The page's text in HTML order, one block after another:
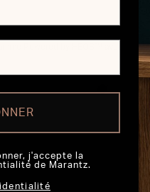
AU PANIER
j'accepte la
de Marantz.